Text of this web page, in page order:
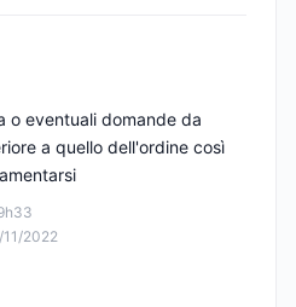
2022
o eventuali domande da
a quello dell'ordine così